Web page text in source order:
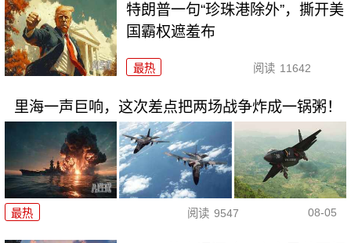
特朗普一句“珍珠港除外”，撕开美
国霸权遮羞布
最热 阅读 11642
里海一声巨响，这次差点把两场战争炸成一锅粥！
最热 阅读 9547 08-05